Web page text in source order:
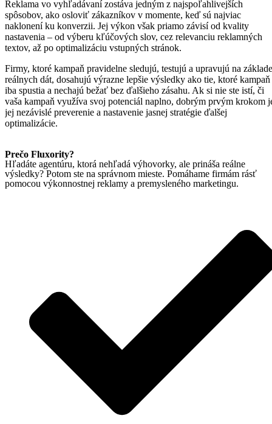
Reklama vo vyhľadávaní zostáva jedným z najspoľahlivejších
spôsobov, ako osloviť zákazníkov v momente, keď sú najviac
naklonení ku konverzii. Jej výkon však priamo závisí od kvality
nastavenia – od výberu kľúčových slov, cez relevanciu reklamných
textov, až po optimalizáciu vstupných stránok.
Firmy, ktoré kampaň pravidelne sledujú, testujú a upravujú na základe
reálnych dát, dosahujú výrazne lepšie výsledky ako tie, ktoré kampaň
iba spustia a nechajú bežať bez ďalšieho zásahu. Ak si nie ste istí, či
vaša kampaň využíva svoj potenciál naplno, dobrým prvým krokom
jej nezávislé preverenie a nastavenie jasnej stratégie ďalšej
optimalizácie.
Prečo Fluxority?
Hľadáte agentúru, ktorá nehľadá výhovorky, ale prináša reálne
výsledky? Potom ste na správnom mieste. Pomáhame firmám rásť
pomocou výkonnostnej reklamy a premysleného marketingu.